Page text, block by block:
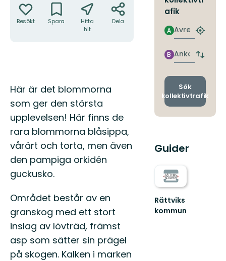
Besökt Spara
Hitta
hit
Dela
Beskrivning
Här är det blommorna
som ger den största
upplevelsen! Här finns de
rara blommorna blåsippa,
vårärt och torta, men även
den pampiga orkidén
guckusko.
Området består av en
granskog med ett stort
inslag av lövträd, främst
asp som sätter sin prägel
på skogen. Kalken i marken
afik
Avresa
A
Hitta
Ankomst
B
Byt
och
Sök
kollektivtrafik
Guider
Rättviks
kommun